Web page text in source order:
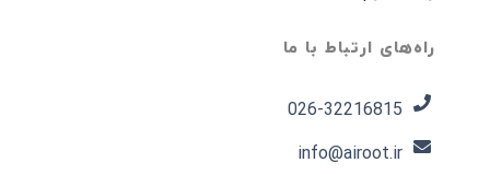
راه‌های ارتباط با ما
026-32216815​
info@airoot.ir